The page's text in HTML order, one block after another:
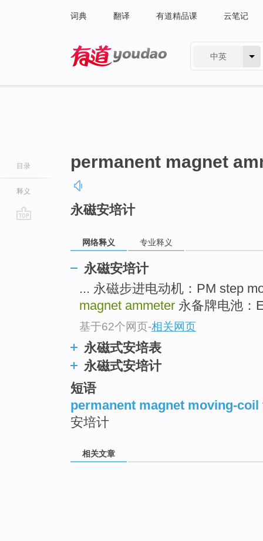
词典 翻译 有道精品课 云笔记
中英
目录
释义
permanent magnet
永磁安培计
网络释义 专业释义
永磁安培计
... 永磁步进电动机：PM step
magnet ammeter 永备牌电池：
基于62个网页-相关网页
永磁式安培表
永磁式安培计
短语
permanent magnet moving-
安培计
相关文章